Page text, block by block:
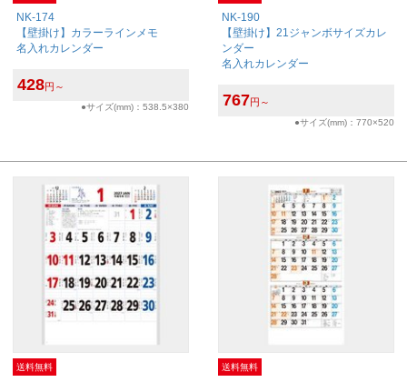
NK-174
【壁掛け】カラーラインメモ
名入れカレンダー
428円～
●サイズ(mm)：538.5×380
NK-190
【壁掛け】21ジャンボサイズカレ
ンダー
名入れカレンダー
767円～
●サイズ(mm)：770×520
送料無料 送料無料